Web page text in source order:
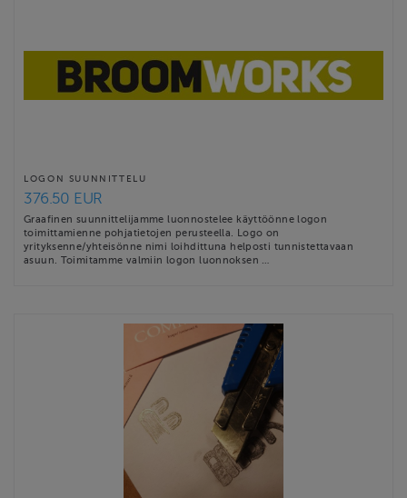
LOGON SUUNNITTELU
376.50 EUR
Graafinen suunnittelijamme luonnostelee käyttöönne logon
toimittamienne pohjatietojen perusteella. Logo on
yrityksenne/yhteisönne nimi loihdittuna helposti tunnistettavaan
asuun. Toimitamme valmiin logon luonnoksen …